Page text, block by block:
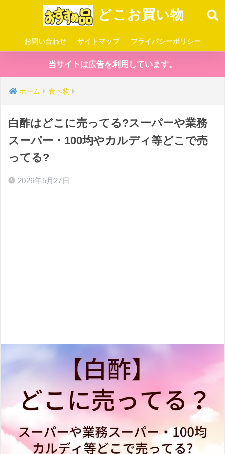
どこお買い物
お問い合わせ サイトマップ プライバシーポリシー
当サイトは広告を利用しています。
ホーム 食べ物
白酢はどこに売ってる?スーパーや業務
スーパー・100均やカルディ等どこで売
ってる?
2026年5月27日